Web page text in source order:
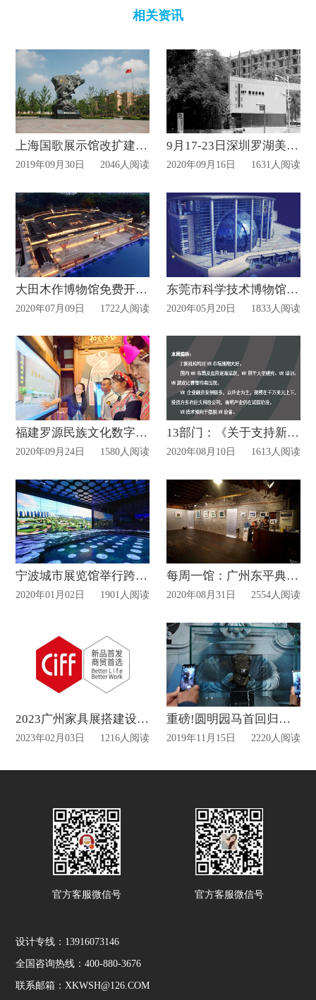
相关资讯
上海国歌展示馆改扩建2000㎡ 融入新媒体互动
2019年09月30日 2046人阅读
9月17-23日深圳罗湖美术馆闭馆安排!
2020年09月16日 1631人阅读
大田木作博物馆免费开放！
2020年07月09日 1722人阅读
东莞市科学技术博物馆5月19日已恢复对外开放
2020年05月20日 1833人阅读
福建罗源民族文化数字云平台上线！
2020年09月24日 1580人阅读
13部门：《关于支持新业态新模式健康发展激活消费市场带动扩大就业的意见》
2020年08月10日 1613人阅读
宁波城市展览馆举行跨年活动
2020年01月02日 1901人阅读
每周一馆：广州东平典当博物馆
2020年08月31日 2554人阅读
2023广州家具展搭建设计动态
2023年02月03日 1216人阅读
重磅!圆明园马首回归亮相国博展厅!
2019年11月15日 2220人阅读
官方客服微信号 官方客服微信号
设计专线：13916073146
全国咨询热线：400-880-3676
联系邮箱：XKWSH@126.COM